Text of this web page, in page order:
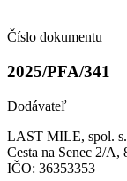
Číslo dokumentu
2025/PFA/341
Dodávateľ
LAST MILE, spol.
Cesta na Senec 2/A,
IČO: 36353353